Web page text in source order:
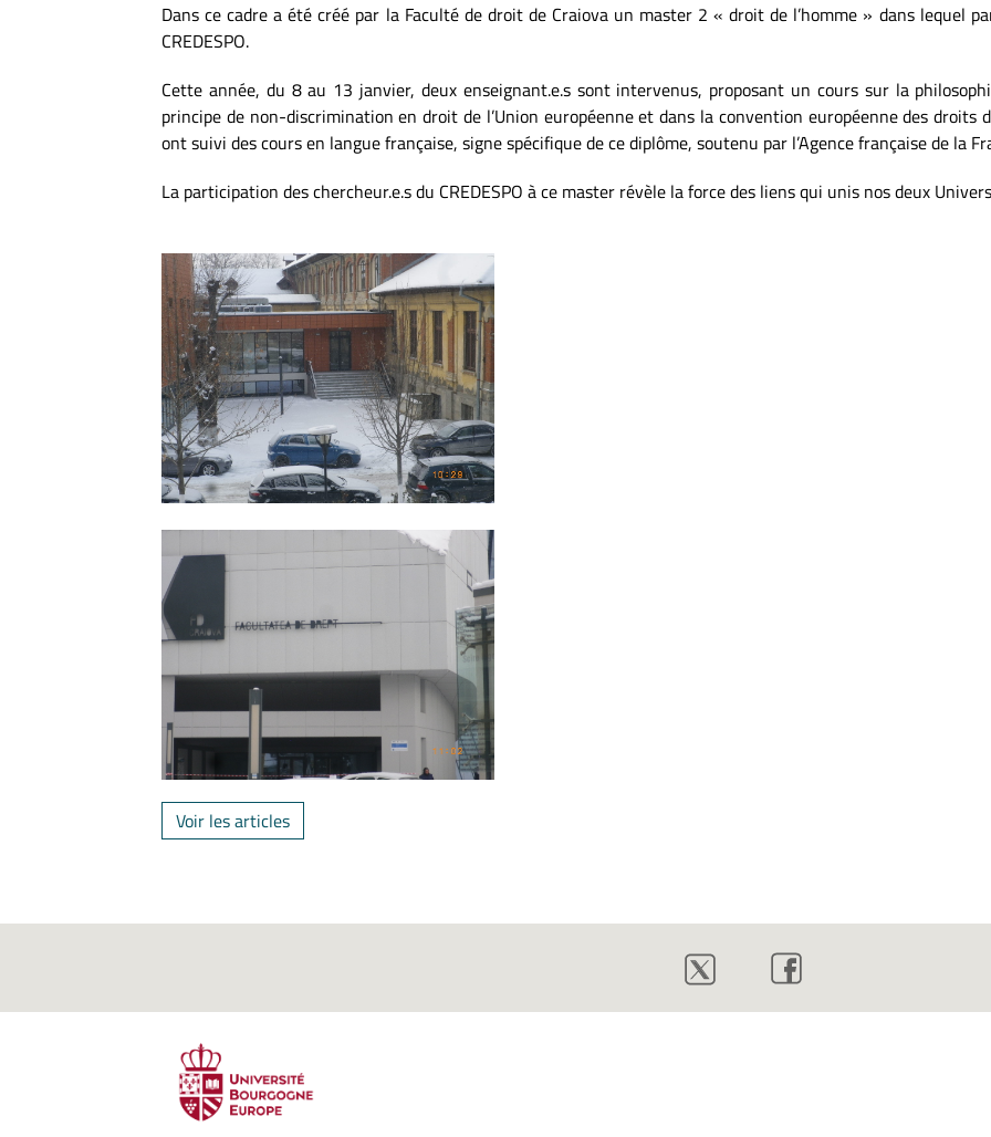
Dans ce cadre a été créé par la Faculté de droit de Craiova un master 2 « droit de l’homme » dans lequel
CREDESPO.
Cette année, du 8 au 13 janvier, deux enseignant.e.s sont intervenus, proposant un cours sur la
principe de non-discrimination en droit de l’Union européenne et dans la convention européenne des droits
ont suivi des cours en langue française, signe spécifique de ce diplôme, soutenu par l’Agence française de la
La participation des chercheur.e.s du CREDESPO à ce master révèle la force des liens qui unis nos deux
Voir les articles